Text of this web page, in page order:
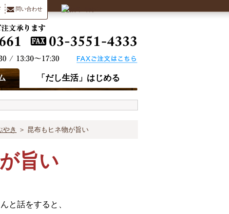
問い合わせ
「だし生活」はじめる
やき ＞ 昆布もヒネ物が旨い
旨い
と話をすると、